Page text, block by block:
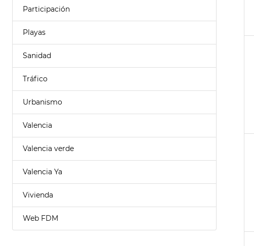
Participación
Playas
Sanidad
Tráfico
Urbanismo
Valencia
Valencia verde
Valencia Ya
Vivienda
Web FDM